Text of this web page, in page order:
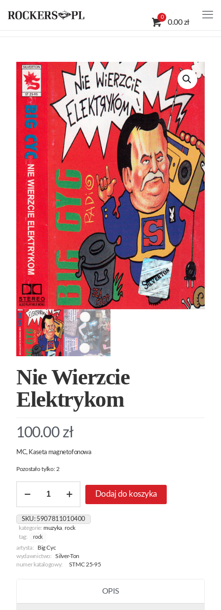
0
0.00 zł
Nie Wierzcie
Elektrykom
100.00 zł
MC, Kaseta magnetofonowa
Pozostało tylko: 2
Nie
Elektrykom
Dodaj do koszyka
SKU: 5907811010400
kategorie:muzyka ,rock
tag:
rock
artysta:
Big Cyc
wydawnictwo:
Silver-Ton
numer katalogowy:
STMC 25-95
OPIS